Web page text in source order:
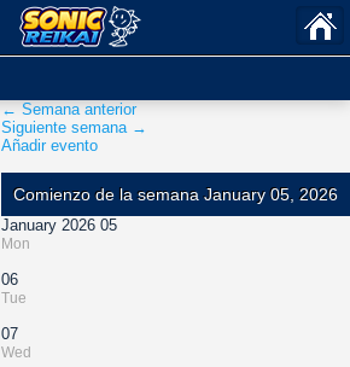
← Semana anterior
Siguiente semana →
Añadir evento
Comienzo de la semana January 05, 2026
January 2026 05
Mon
06
Tue
07
Wed